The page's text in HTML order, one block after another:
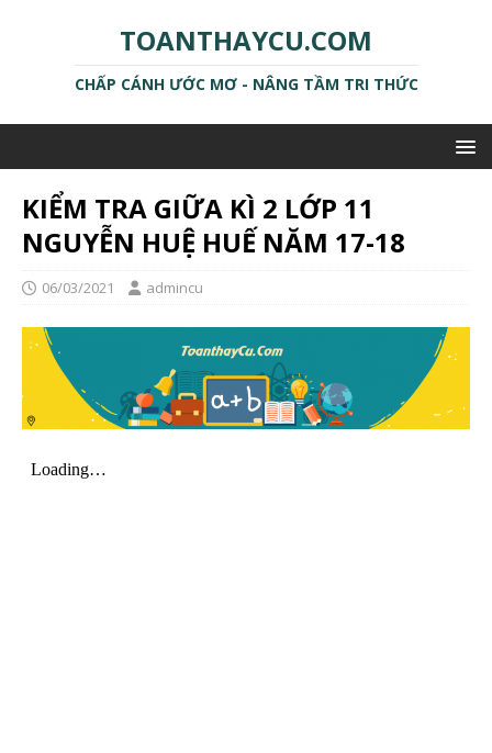
TOANTHAYCU.COM
CHẤP CÁNH ƯỚC MƠ - NÂNG TẦM TRI THỨC
KIỂM TRA GIỮA KÌ 2 LỚP 11
NGUYỄN HUỆ HUẾ NĂM 17-18
06/03/2021 admincu